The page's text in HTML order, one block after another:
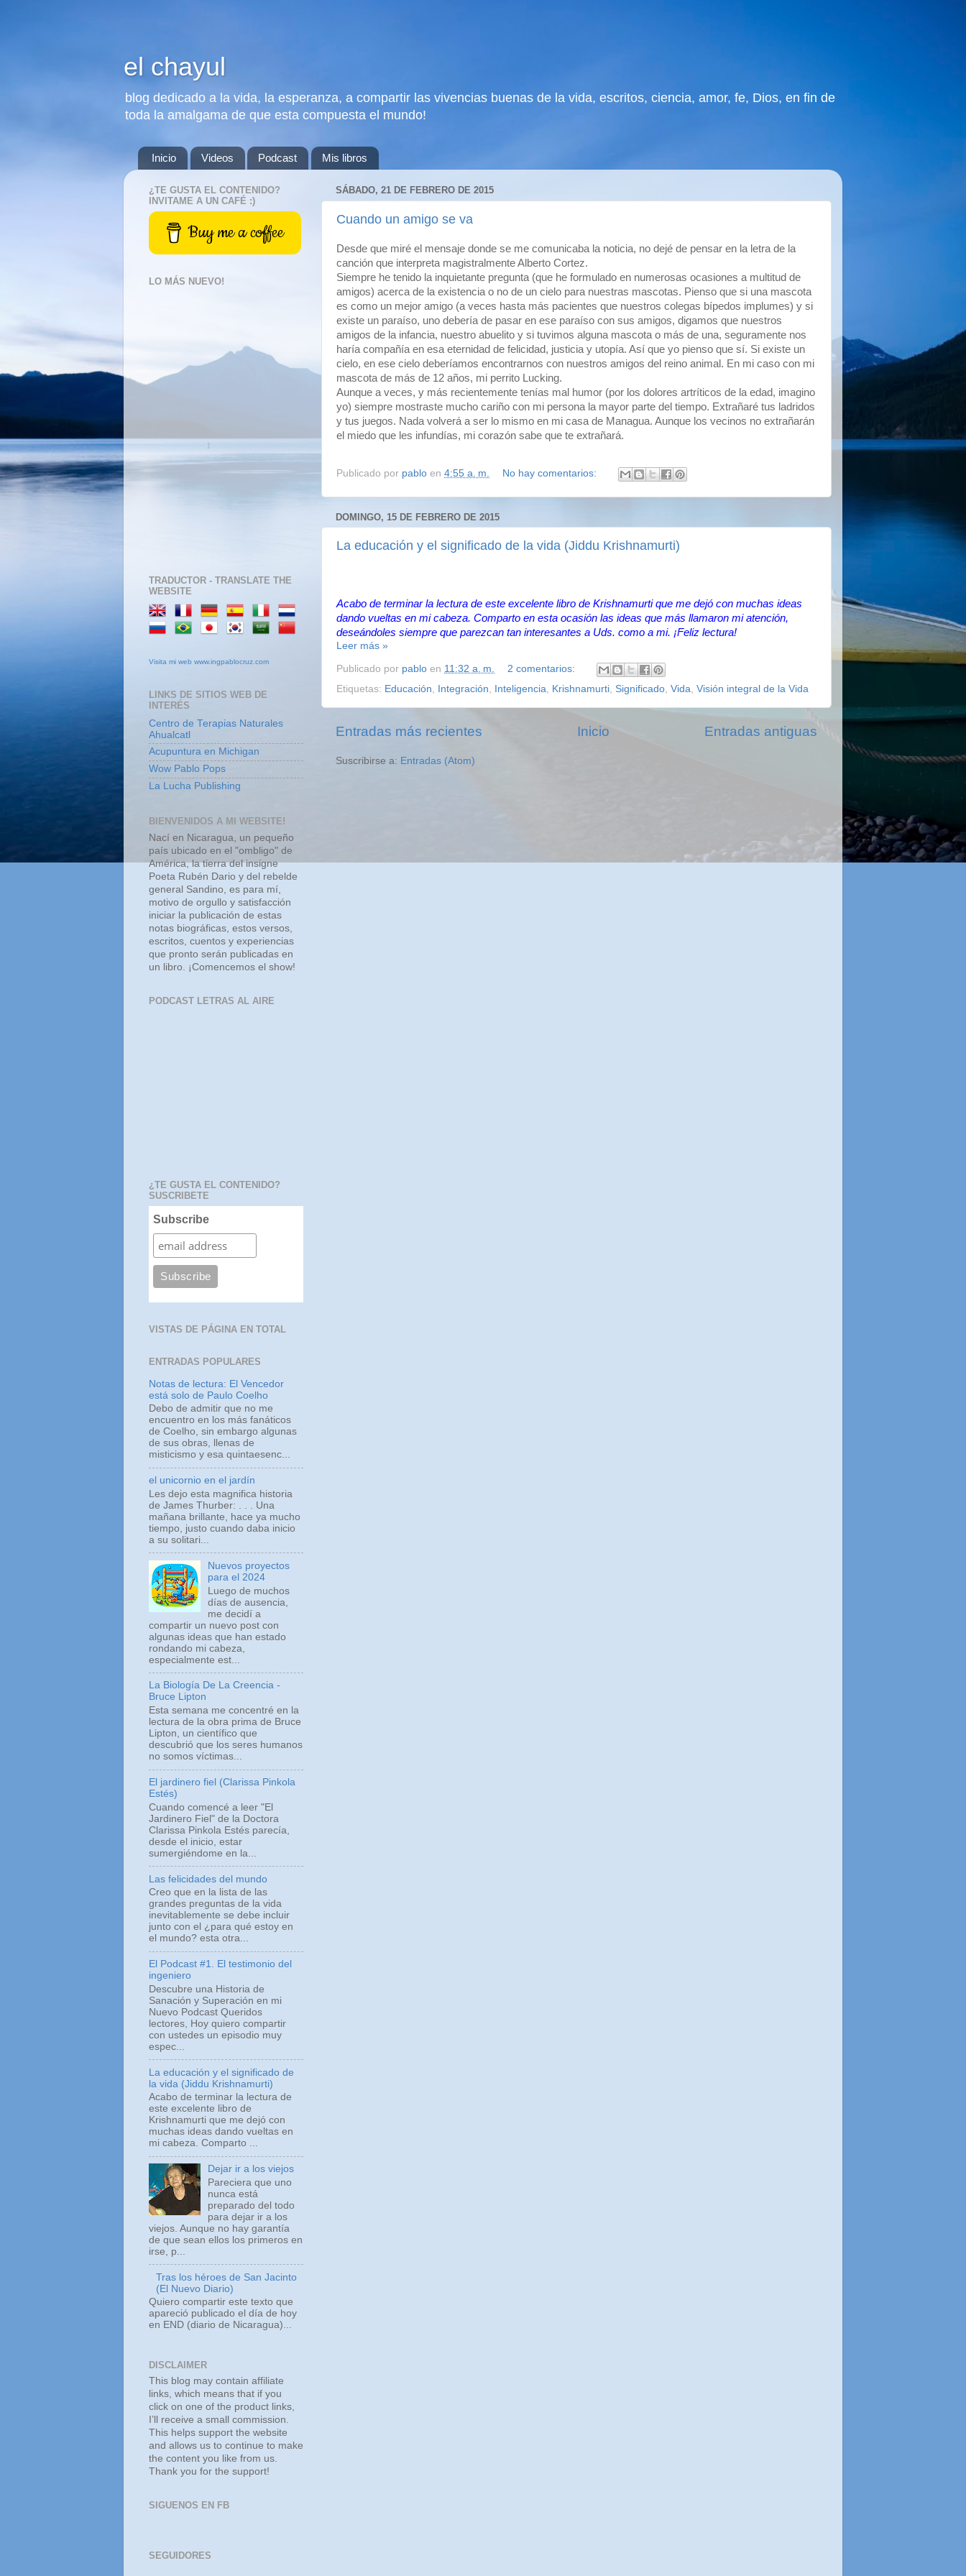
el chayul
blog dedicado a la vida, la esperanza, a compartir las vivencias buenas de la vida, escritos, ciencia, amor, fe, Dios, en fin de
toda la amalgama de que esta compuesta el mundo!
Inicio Videos Podcast Mis libros
SÁBADO, 21 DE FEBRERO DE 2015
Cuando un amigo se va
Desde que miré el mensaje donde se me comunicaba la noticia, no dejé de pensar en la letra de la
canción que interpreta magistralmente Alberto Cortez.
Siempre he tenido la inquietante pregunta (que he formulado en numerosas ocasiones a multitud de
amigos) acerca de la existencia o no de un cielo para nuestras mascotas. Pienso que si una mascota
es como un mejor amigo (a veces hasta más pacientes que nuestros colegas bípedos implumes) y si
existe un paraíso, uno debería de pasar en ese paraíso con sus amigos, digamos que nuestros
amigos de la infancia, nuestro abuelito y si tuvimos alguna mascota o más de una, seguramente nos
haría compañía en esa eternidad de felicidad, justicia y utopía. Así que yo pienso que sí. Si existe un
cielo, en ese cielo deberíamos encontrarnos con nuestros amigos del reino animal. En mi caso con mi
mascota de más de 12 años, mi perrito Lucking.
Aunque a veces, y más recientemente tenías mal humor (por los dolores artríticos de la edad, imagino
yo) siempre mostraste mucho cariño con mi persona la mayor parte del tiempo. Extrañaré tus ladridos
y tus juegos. Nada volverá a ser lo mismo en mi casa de Managua. Aunque los vecinos no extrañarán
el miedo que les infundías, mi corazón sabe que te extrañará.
Publicado por pablo en 4:55 a. m. No hay comentarios:
DOMINGO, 15 DE FEBRERO DE 2015
La educación y el significado de la vida (Jiddu Krishnamurti)
Acabo de terminar la lectura de este excelente libro de Krishnamurti que me dejó con muchas ideas
dando vueltas en mi cabeza. Comparto en esta ocasión las ideas que más llamaron mi atención,
deseándoles siempre que parezcan tan interesantes a Uds. como a mi. ¡Feliz lectura!
Leer más »
Publicado por pablo en 11:32 a. m.
2 comentarios:
Etiquetas: Educación Integración Inteligencia Krishnamurti Significado Vida Visión integral de la Vida
Entradas más recientes Entradas antiguas
Inicio
Suscribirse a: Entradas (Atom)
¿TE GUSTA EL CONTENIDO?
INVITAME A UN CAFÉ :)
Buy me a coffee
LO MÁS NUEVO!
TRADUCTOR - TRANSLATE THE
WEBSITE
Visita mi web www.ingpablocruz.com
LINKS DE SITIOS WEB DE
INTERÉS
Centro de Terapias Naturales
Ahualcatl
Acupuntura en Michigan
Wow Pablo Pops
La Lucha Publishing
BIENVENIDOS A MI WEBSITE!
Nací en Nicaragua, un pequeño
país ubicado en el "ombligo" de
América, la tierra del insigne
Poeta Rubén Dario y del rebelde
general Sandino, es para mí,
motivo de orgullo y satisfacción
iniciar la publicación de estas
notas biográficas, estos versos,
escritos, cuentos y experiencias
que pronto serán publicadas en
un libro. ¡Comencemos el show!
PODCAST LETRAS AL AIRE
¿TE GUSTA EL CONTENIDO?
SUSCRIBETE
Subscribe
VISTAS DE PÁGINA EN TOTAL
ENTRADAS POPULARES
Notas de lectura: El Vencedor
está solo de Paulo Coelho
Debo de admitir que no me
encuentro en los más fanáticos
de Coelho, sin embargo algunas
de sus obras, llenas de
misticismo y esa quintaesenc...
el unicornio en el jardín
Les dejo esta magnifica historia
de James Thurber: . . . Una
mañana brillante, hace ya mucho
tiempo, justo cuando daba inicio
a su solitari...
Nuevos proyectos
para el 2024
Luego de muchos
días de ausencia,
me decidí a
compartir un nuevo post con
algunas ideas que han estado
rondando mi cabeza,
especialmente est...
La Biología De La Creencia -
Bruce Lipton
Esta semana me concentré en la
lectura de la obra prima de Bruce
Lipton, un científico que
descubrió que los seres humanos
no somos víctimas...
El jardinero fiel (Clarissa Pinkola
Estés)
Cuando comencé a leer "El
Jardinero Fiel" de la Doctora
Clarissa Pinkola Estés parecía,
desde el inicio, estar
sumergiéndome en la...
Las felicidades del mundo
Creo que en la lista de las
grandes preguntas de la vida
inevitablemente se debe incluir
junto con el ¿para qué estoy en
el mundo? esta otra...
El Podcast #1. El testimonio del
ingeniero
Descubre una Historia de
Sanación y Superación en mi
Nuevo Podcast Queridos
lectores, Hoy quiero compartir
con ustedes un episodio muy
espec...
La educación y el significado de
la vida (Jiddu Krishnamurti)
Acabo de terminar la lectura de
este excelente libro de
Krishnamurti que me dejó con
muchas ideas dando vueltas en
mi cabeza. Comparto ...
Dejar ir a los viejos
Pareciera que uno
nunca está
preparado del todo
para dejar ir a los
viejos. Aunque no hay garantía
de que sean ellos los primeros en
irse, p...
Tras los héroes de San Jacinto
(El Nuevo Diario)
Quiero compartir este texto que
apareció publicado el día de hoy
en END (diario de Nicaragua)...
DISCLAIMER
This blog may contain affiliate
links, which means that if you
click on one of the product links,
I’ll receive a small commission.
This helps support the website
and allows us to continue to make
the content you like from us.
Thank you for the support!
SIGUENOS EN FB
SEGUIDORES